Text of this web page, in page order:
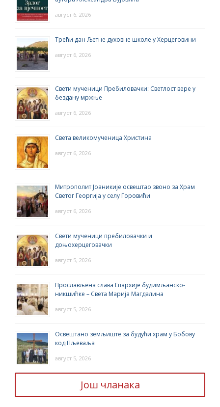
август 6, 2026
Трећи дан Љетне духовне школе у Херцеговини
август 6, 2026
Свети мученици Пребиловачки: Светлост вере у
бездану мржње
август 6, 2026
Света великомученица Христина
август 6, 2026
Митрополит Јоаникије освештао звоно за Храм
Светог Георгија у селу Горовићи
август 6, 2026
Свети мученици пребиловачки и
доњохерцеговачки
август 5, 2026
Прослављена слава Епархије будимљанско-
никшићке – Света Марија Магдалина
август 5, 2026
Освештано земљиште за будући храм у Бобову
код Пљеваља
август 5, 2026
Још чланака